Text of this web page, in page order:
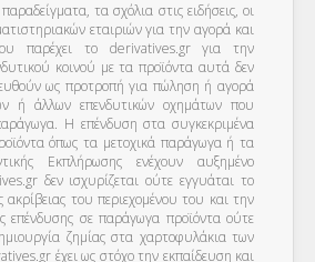
τα σχόλια στις ειδήσεις, οι
εταιριών για την αγορά και
παρέχει το derivatives.gr για την
κοινού με τα προϊόντα αυτά δεν
ως προτροπή για πώληση ή αγορά
ή άλλων επενδυτικών οχημάτων που
Η επένδυση στα συγκεκριμένα
όπως τα μετοχικά παράγωγα ή τα
Εκπλήρωσης ενέχουν αυξημένο
δεν ισχυρίζεται ούτε εγγυάται το
ακρίβειας του περιεχομένου του και την
επένδυσης σε παράγωγα προϊόντα ούτε
ζημίας στα χαρτοφυλάκια των
έχει ως στόχο την εκπαίδευση και